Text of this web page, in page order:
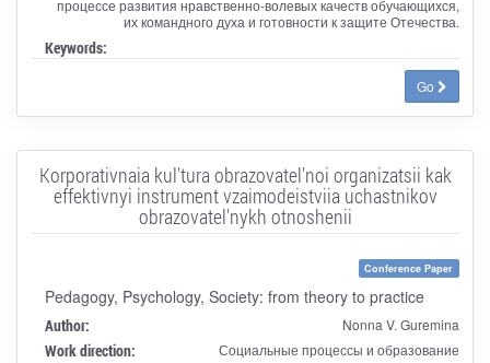
процессе развития нравственно-волевых качеств обучающихся,
их командного духа и готовности к защите Отечества.
Keywords:
Go
Korporativnaia kul'tura obrazovatel'noi organizatsii kak
effektivnyi instrument vzaimodeistviia uchastnikov
obrazovatel'nykh otnoshenii
Conference Paper
Pedagogy, Psychology, Society: from theory to practice
Author: Nonna V. Guremina
Work direction: Социальные процессы и образование